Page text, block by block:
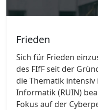
Frieden
Sich für Frieden
des FIfF seit der
die Thematik
Informatik (RUIN)
Fokus auf der